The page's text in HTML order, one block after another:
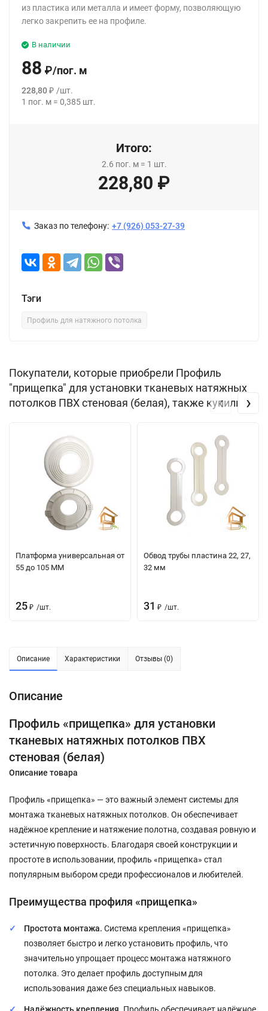
из пластика или металла и имеет форму, позволяющую
легко закрепить ее на профиле.
В наличии
88 ₽/пог. м
228,80₽ /шт.
1 пог. м = 0,385 шт.
Итого:
2.6 пог. м= 1 шт.
228,80 ₽
Заказ по телефону: +7 (926) 053-27-39
Тэги
Профиль для натяжного потолка
Покупатели, которые приобрели Профиль
"прищепка" для установки тканевых натяжных
потолков ПВХ стеновая (белая), также купили
Платформа универсальная от
55 до 105 ММ
25 ₽ /шт.
Обвод трубы пластина 22, 27,
32 мм
31 ₽ /шт.
‹ ›
Описание Характеристики Отзывы (0)
Описание
Профиль «прищепка» для установки
тканевых натяжных потолков ПВХ
стеновая (белая)
Описание товара
Профиль «прищепка» — это важный элемент системы для
монтажа тканевых натяжных потолков. Он обеспечивает
надёжное крепление и натяжение полотна, создавая ровную и
эстетичную поверхность. Благодаря своей конструкции и
простоте в использовании, профиль «прищепка» стал
популярным выбором среди профессионалов и любителей.
Преимущества профиля «прищепка»
Простота монтажа. Система крепления «прищепка»
позволяет быстро и легко установить профиль, что
значительно упрощает процесс монтажа натяжного
потолка. Это делает профиль доступным для
использования даже без специальных навыков.
Надёжность крепления. Профиль обеспечивает надёжное